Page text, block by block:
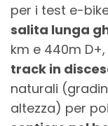
per i test e-
salita lunga
km e 440m
track in
naturali
altezza) per